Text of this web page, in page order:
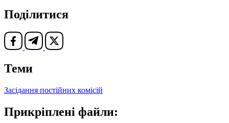
Поділитися
Теми
Засідання постійних комісій
Прикріплені файли: